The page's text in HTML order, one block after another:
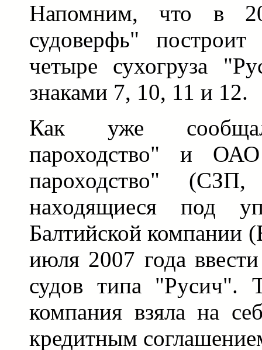
Напомним, что в
судоверфь" построит
четыре сухогруза
знаками 7, 10, 11 и 12.
Как уже
пароходство" и ОАО
пароходство" (СЗП,
находящиеся под
Балтийской компании
июля 2007 года
судов типа "Русич".
компания взяла на
кредитным